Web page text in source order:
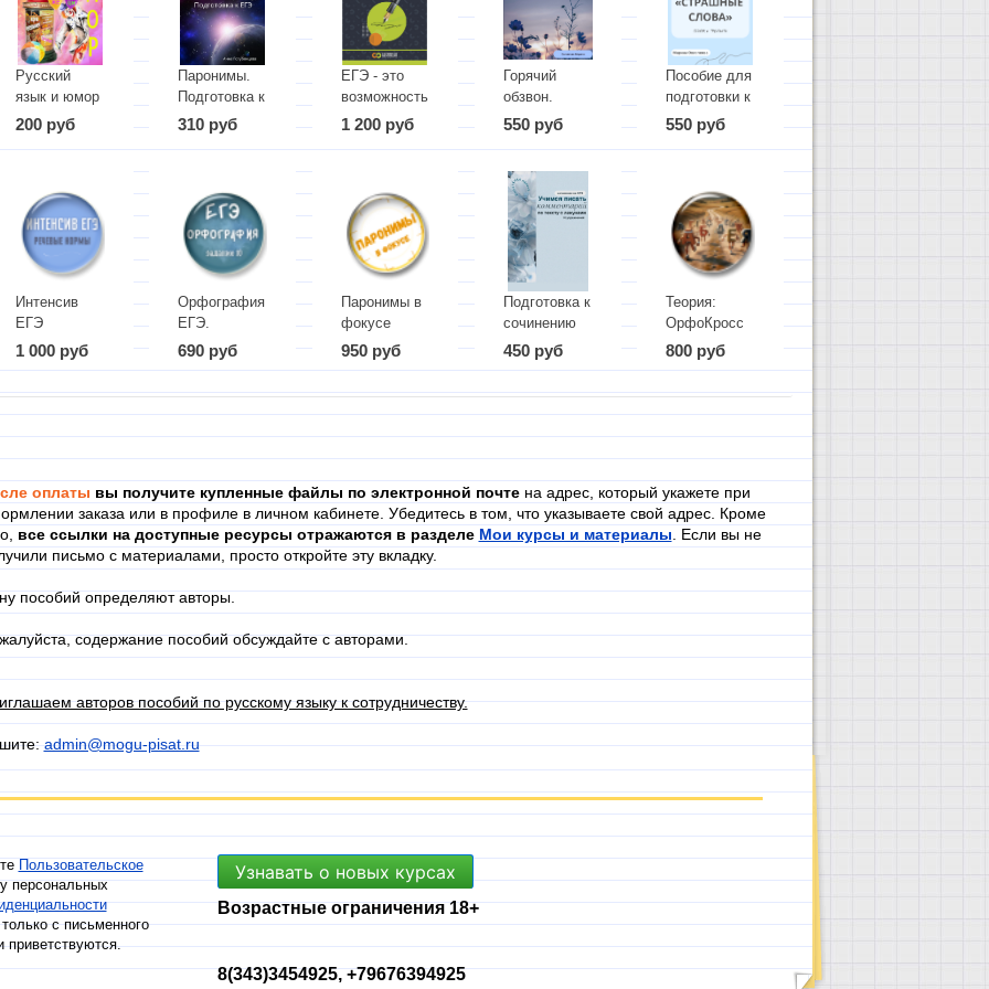
Русский
язык и юмор
200 руб
Паронимы.
Подготовка к
ЕГЭ
310 руб
ЕГЭ - это
возможность!
2025
1 200 руб
Горячий
обзвон.
Подготовка к
ЕГЭ по
языку
550 руб
Пособие для
подготовки к
ЕГЭ по
орфографии
"Страшные
слова"
550 руб
Интенсив
ЕГЭ
(Речевые
нормы)
1 000 руб
Орфография
ЕГЭ.
Задание 10
690 руб
Паронимы в
фокусе
950 руб
Подготовка к
сочинению
ЕГЭ. Учимся
писать
450 руб
Теория:
ОрфоКросс
800 руб
оплаты вы получите купленные файлы по электронной почтена адрес, который укажете при
заказа или в профиле в личном кабинете. Убедитесь в том, что указываете свой адрес. Кроме
все ссылки на доступные ресурсы отражаются в разделе Мои курсы и материалы. Если вы не
письмо с материалами, просто откройте эту вкладку.
пособий определяют авторы.
содержание пособий обсуждайте с авторами.
авторов пособий по русскому языку к сотрудничеству.
admin@mogu-pisat.ru
Пользовательское
персональных
с письменного
приветствуются.
Узнавать о новых курсах
Возрастные ограничения 18+
8(343)3454925, +79676394925